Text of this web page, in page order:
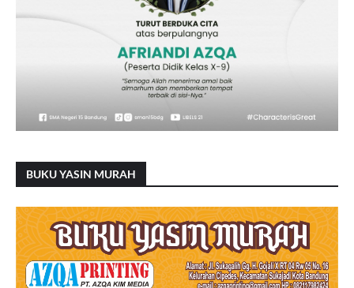
BUKU YASIN MURAH